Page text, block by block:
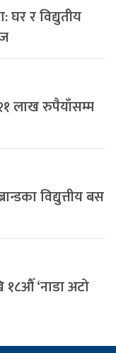
घर र विद्युतीय
लाख रुपैयाँसम्म
विद्युत्तीय बस
१८औँ ‘नाडा अटो